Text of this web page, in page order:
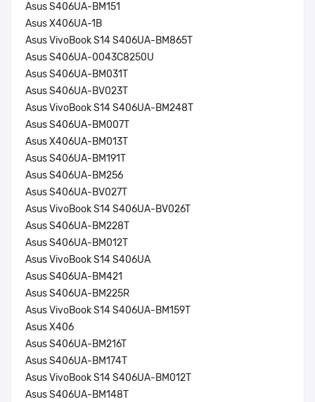
Asus S406UA-BM151
Asus X406UA-1B
Asus VivoBook S14 S406UA-BM865T
Asus S406UA-0043C8250U
Asus S406UA-BM031T
Asus S406UA-BV023T
Asus VivoBook S14 S406UA-BM248T
Asus S406UA-BM007T
Asus X406UA-BM013T
Asus S406UA-BM191T
Asus S406UA-BM256
Asus S406UA-BV027T
Asus VivoBook S14 S406UA-BV026T
Asus S406UA-BM228T
Asus S406UA-BM012T
Asus VivoBook S14 S406UA
Asus S406UA-BM421
Asus S406UA-BM225R
Asus VivoBook S14 S406UA-BM159T
Asus X406
Asus S406UA-BM216T
Asus S406UA-BM174T
Asus VivoBook S14 S406UA-BM012T
Asus S406UA-BM148T